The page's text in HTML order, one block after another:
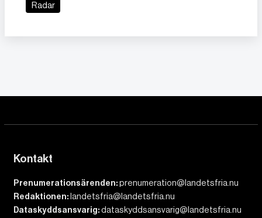
Radar
Kontakt
Prenumerationsärenden:prenumeration@landetsfria.nu
Redaktionen: landetsfria@landetsfria.nu
Dataskyddsansvarig:dataskyddsansvarig@landetsfria.nu